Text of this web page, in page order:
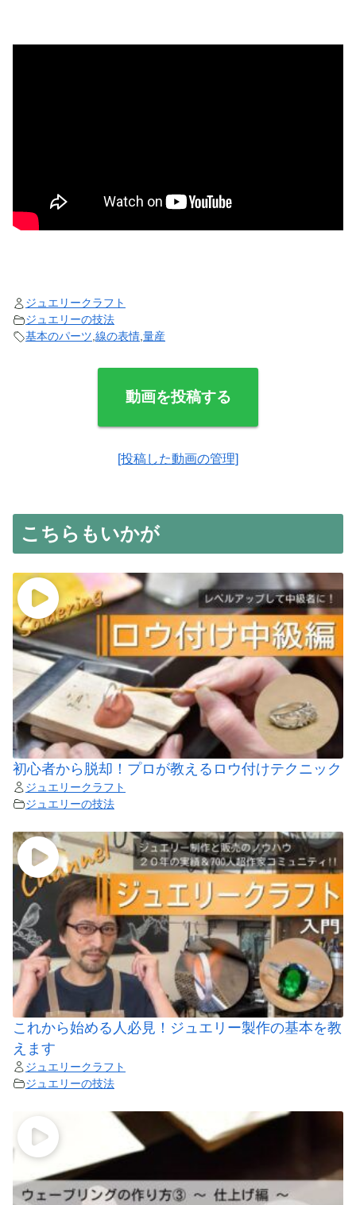
ジュエリークラフト
ジュエリーの技法
基本のパーツ 線の表情 量産
動画を投稿する
[投稿した動画の管理]
こちらもいかが
初心者から脱却！プロが教えるロウ付けテクニック
ジュエリークラフト
ジュエリーの技法
これから始める人必見！ジュエリー製作の基本を教
えます
ジュエリークラフト
ジュエリーの技法